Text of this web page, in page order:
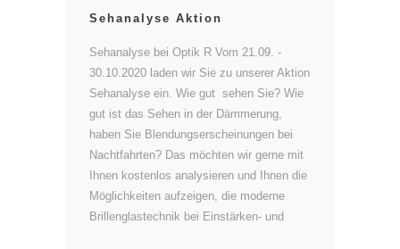
Sehanalyse Aktion
Sehanalyse bei Optik R Vom 21.09. -
30.10.2020 laden wir Sie zu unserer Aktion
Sehanalyse ein. Wie gut sehen Sie? Wie
gut ist das Sehen in der Dämmerung,
haben Sie Blendungserscheinungen bei
Nachtfahrten? Das möchten wir gerne mit
Ihnen kostenlos analysieren und Ihnen die
Möglichkeiten aufzeigen, die moderne
Brillenglastechnik bei Einstärken- und